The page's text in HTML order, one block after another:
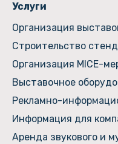
Услуги
Организация
Строительство
Организация MICE-
Выставочное
Рекламно-
Информация для
Аренда звукового и